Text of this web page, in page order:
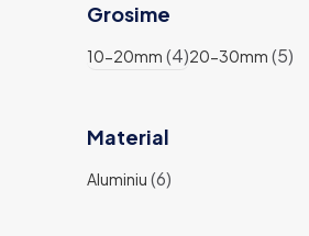
Grosime
10-20mm (4)20-30mm (5)
Material
Aluminiu (6)